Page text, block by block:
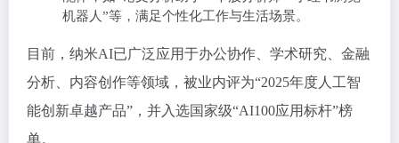
机器人”等，满足个性化工作与生活场景。
目前，纳米AI已广泛应用于办公协作、学术研究、金融
分析、内容创作等领域，被业内评为“2025年度人工智
能创新卓越产品”，并入选国家级“AI100应用标杆”榜
单。